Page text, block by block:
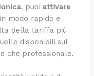
, puoi attivare
in modo rapido e
della tariffa più
disponibili sul
che professionale.